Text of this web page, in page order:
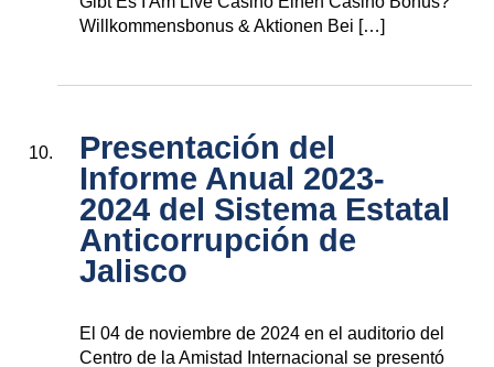
Willkommensbonus & Aktionen Bei […]
Presentación del
Informe Anual 2023-
2024 del Sistema Estatal
Anticorrupción de
Jalisco
El 04 de noviembre de 2024 en el auditorio del
Centro de la Amistad Internacional se presentó